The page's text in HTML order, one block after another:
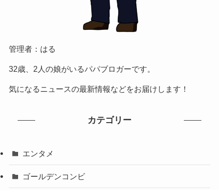
管理者：はる
32歳、2人の娘がいるパパブロガーです。
気になるニュースの最新情報などをお届けします！
カテゴリー
エンタメ
ゴールデンコンビ